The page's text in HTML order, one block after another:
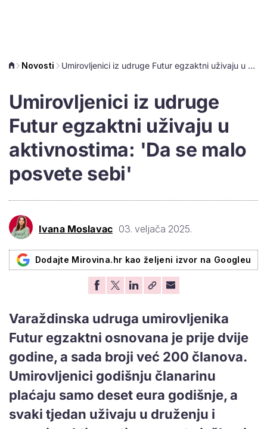
Novosti Umirovljenici iz udruge Futur egzaktni uživaju u aktivnostima: 'Da se malo posvete sebi'
Umirovljenici iz udruge
Futur egzaktni uživaju u
aktivnostima: 'Da se malo
posvete sebi'
Ivana Moslavac 03. veljača 2025.
Dodajte Mirovina.hr kao željeni izvor na Googleu
Varaždinska udruga umirovljenika
Futur egzaktni osnovana je prije dvije
godine, a sada broji već 200 članova.
Umirovljenici godišnju članarinu
plaćaju samo deset eura godišnje, a
svaki tjedan uživaju u druženju i